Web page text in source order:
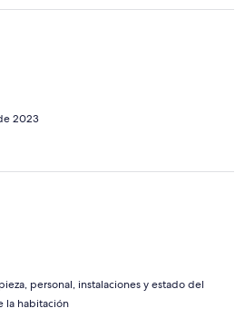
2023
personal, instalaciones y estado del
la habitación